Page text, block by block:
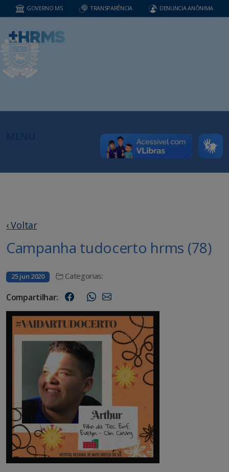
GOVERNO MS TRANSPARÊNCIA DENUNCIA ANÔNIMA
‹ Voltar
Campanha tudocerto hrms (78)
25 jun 2020 Categorias:
Compartilhar: